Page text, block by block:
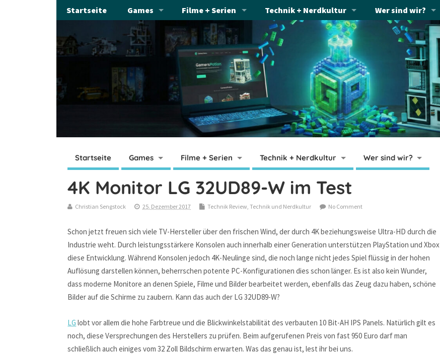
Startseite Games Filme + Serien Technik + Nerdkultur Wer sind wir?
Startseite Games Filme + Serien Technik + Nerdkultur Wer sind wir?
4K Monitor LG 32UD89-W im Test
Christian Sengstock 25. Dezember 2017 Technik Review ,Technik und Nerdkultur No Comment
Schon jetzt freuen sich viele TV-Hersteller über den frischen Wind, der durch 4K beziehungsweise Ultra-HD durch die
Industrie weht. Durch leistungsstärkere Konsolen auch innerhalb einer Generation unterstützen PlayStation und Xbox
diese Entwicklung. Während Konsolen jedoch 4K-Neulinge sind, die noch lange nicht jedes Spiel flüssig in der hohen
Auflösung darstellen können, beherrschen potente PC-Konfigurationen dies schon länger. Es ist also kein Wunder,
dass moderne Monitore an denen Spiele, Filme und Bilder bearbeitet werden, ebenfalls das Zeug dazu haben, schöne
Bilder auf die Schirme zu zaubern. Kann das auch der LG 32UD89-W?
LG lobt vor allem die hohe Farbtreue und die Blickwinkelstabilität des verbauten 10 Bit-AH IPS Panels. Natürlich gilt es
noch, diese Versprechungen des Herstellers zu prüfen. Beim aufgerufenen Preis von fast 950 Euro darf man
schließlich auch einiges vom 32 Zoll Bildschirm erwarten. Was das genau ist, lest ihr bei uns.